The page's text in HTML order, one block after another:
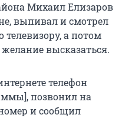
Михаил Елизаров
выпивал и смотрел
а потом
высказаться.
телефон
позвонил на
и сообщил